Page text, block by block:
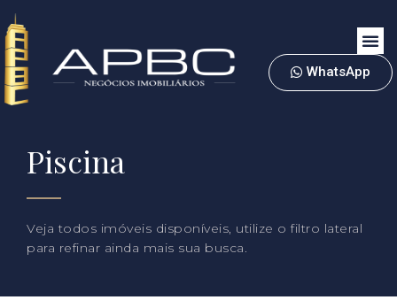
WhatsApp
Piscina
Veja todos imóveis disponíveis, utilize o filtro lateral
para refinar ainda mais sua busca.